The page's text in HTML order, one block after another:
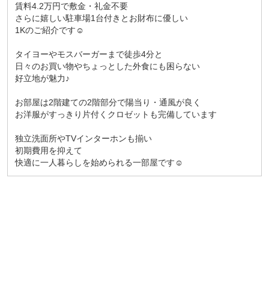
賃料4.2万円で敷金・礼金不要
さらに嬉しい駐車場1台付きとお財布に優しい
1Kのご紹介です☺
タイヨーやモスバーガーまで徒歩4分と
日々のお買い物やちょっとした外食にも困らない
好立地が魅力♪
お部屋は2階建ての2階部分で陽当り・通風が良く
お洋服がすっきり片付くクロゼットも完備しています
独立洗面所やTVインターホンも揃い
初期費用を抑えて
快適に一人暮らしを始められる一部屋です☺